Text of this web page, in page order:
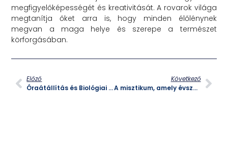
megfigyelőképességét és kreativitását. A rovarok világa
megtanítja őket arra is, hogy minden élőlénynek
megvan a maga helye és szerepe a természet
körforgásában.
Előző
Óraátállítás és Biológiai Ritmus: Hogyan Hat Ránk az Idő Váltása?
Következő
A misztikum, amely évszázadok óta lázban tartja a világot